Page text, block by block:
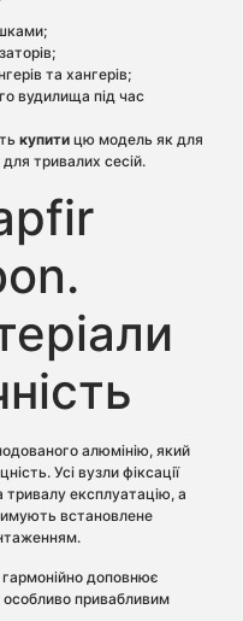
та хангерів;
вудилища під час
купити цю модель як для
для тривалих сесій.
алюмінію, який
Усі вузли фіксації
експлуатацію, а
встановлене
гармонійно доповнює
привабливим